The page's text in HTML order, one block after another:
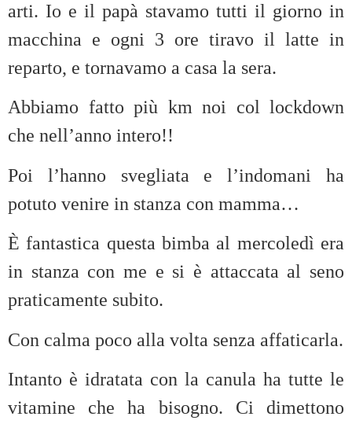
arti. Io e il papà stavamo tutti il giorno in
macchina e ogni 3 ore tiravo il latte in
reparto, e tornavamo a casa la sera.
Abbiamo fatto più km noi col lockdown
che nell’anno intero!!
Poi l’hanno svegliata e l’indomani ha
potuto venire in stanza con mamma…
È fantastica questa bimba al mercoledì era
in stanza con me e si è attaccata al seno
praticamente subito.
Con calma poco alla volta senza affaticarla.
Intanto è idratata con la canula ha tutte le
vitamine che ha bisogno. Ci dimettono